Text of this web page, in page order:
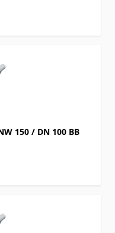
150 / DN 100 BB